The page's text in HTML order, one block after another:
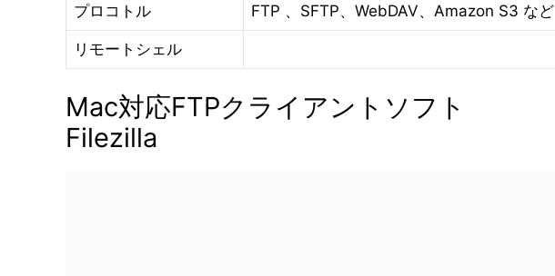
プロコトル FTP 、SFTP、WebDAV、Amazon S3 など
リモートシェル
Mac対応FTPクライアントソフト
Filezilla